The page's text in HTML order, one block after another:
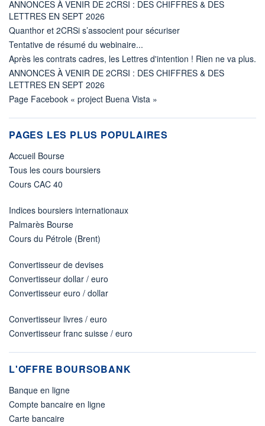
ANNONCES À VENIR DE 2CRSI : DES CHIFFRES & DES
LETTRES EN SEPT 2026
Quanthor et 2CRSi s’associent pour sécuriser
Tentative de résumé du webinaire...
Après les contrats cadres, les Lettres d'intention ! Rien ne va plus.
ANNONCES À VENIR DE 2CRSI : DES CHIFFRES & DES
LETTRES EN SEPT 2026
Page Facebook « project Buena Vista »
PAGES LES PLUS POPULAIRES
Accueil Bourse
Tous les cours boursiers
Cours CAC 40
Indices boursiers internationaux
Palmarès Bourse
Cours du Pétrole (Brent)
Convertisseur de devises
Convertisseur dollar / euro
Convertisseur euro / dollar
Convertisseur livres / euro
Convertisseur franc suisse / euro
L'OFFRE BOURSOBANK
Banque en ligne
Compte bancaire en ligne
Carte bancaire